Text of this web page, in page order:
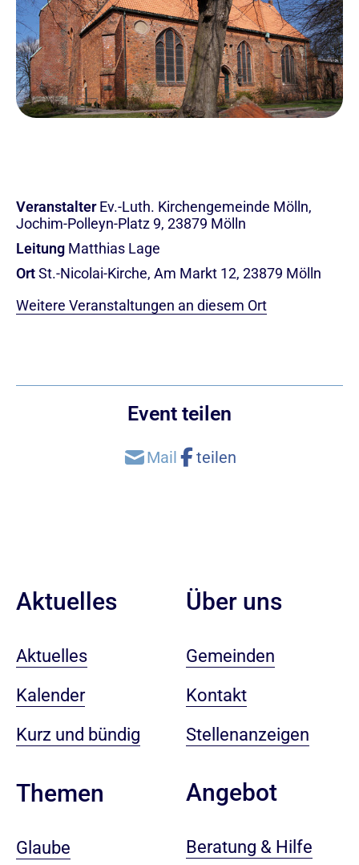
Veranstalter Ev.-Luth. Kirchengemeinde Mölln,
Jochim-Polleyn-Platz 9, 23879 Mölln
Leitung Matthias Lage
OrtSt.-Nicolai-Kirche, Am Markt 12, 23879 Mölln
Weitere Veranstaltungen an diesem Ort
Event teilen
Aktuelles
Aktuelles
Kalender
Kurz und bündig
Themen
Glaube
Über uns
Gemeinden
Kontakt
Stellenanzeigen
Angebot
Beratung & Hilfe